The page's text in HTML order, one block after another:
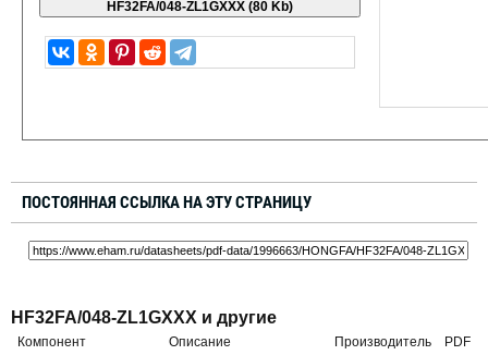
ПОСТОЯННАЯ ССЫЛКА НА ЭТУ СТРАНИЦУ
HF32FA/048-ZL1GXXX и другие
Компонент Описание Производитель PDF